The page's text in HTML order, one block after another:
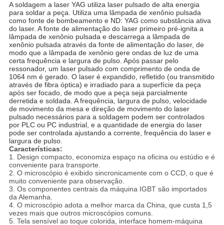
A soldagem a laser YAG utiliza laser pulsado de alta energia
para soldar a peça. Utiliza uma lâmpada de xenônio pulsada
como fonte de bombeamento e ND: YAG como substância ativa
do laser. A fonte de alimentação do laser primeiro pré-ignita a
lâmpada de xenônio pulsada e descarrega a lâmpada de
xenônio pulsada através da fonte de alimentação do laser, de
modo que a lâmpada de xenônio gere ondas de luz de uma
certa frequência e largura de pulso. Após passar pelo
ressonador, um laser pulsado com comprimento de onda de
1064 nm é gerado. O laser é expandido, refletido (ou transmitido
através de fibra óptica) e irradiado para a superfície da peça
após ser focado, de modo que a peça seja parcialmente
derretida e soldada. A frequência, largura de pulso, velocidade
de movimento da mesa e direção de movimento do laser
pulsado necessários para a soldagem podem ser controlados
por PLC ou PC industrial, e a quantidade de energia do laser
pode ser controlada ajustando a corrente, frequência do laser e
largura de pulso.
Características:
1. Design compacto, economiza espaço na oficina ou estúdio e é
conveniente para transporte.
2. O microscópio é exibido sincronicamente com o CCD, o que é
muito conveniente para observação.
3. Os componentes centrais da máquina IGBT são importados
da Alemanha.
4. O microscópio adota a melhor marca da China, que custa 1,5
vezes mais que outros microscópios comuns.
5. Tela sensível ao toque colorida, interface homem-máquina